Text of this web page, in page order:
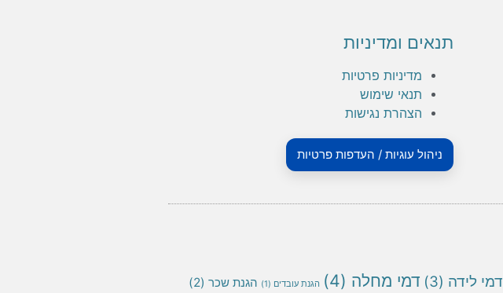
תנאים ומדיניות
מדיניות פרטיות
תנאי שימוש
הצהרת נגישות
ניהול עוגיות / העדפות פרטיות
דמי לידה (3) דמי מחלה (4) הגנת עובדים (1) הגנת שכר (2)